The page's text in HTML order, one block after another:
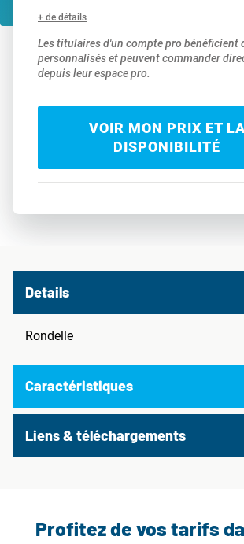
+ de détails
Les titulaires d'un compte pro bénéficient
personnalisés et peuvent commander
depuis leur espace pro.
VOIR MON PRIX ET
DISPONIBILITÉ
Details
Rondelle
Caractéristiques
Liens & téléchargements
Profitez de vos tarifs